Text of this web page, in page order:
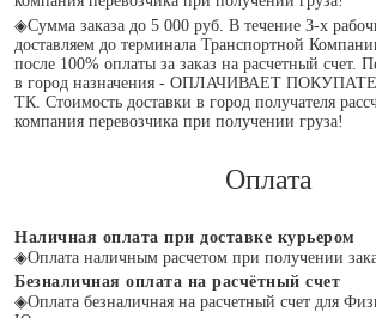
◈Сумма заказа до 5 000 руб. В течение 3-х
доставляем до терминала Транспортной
после 100% оплаты за заказ на расчетный счет.
в город назначения - ОПЛАЧИВАЕТ
ТК. Стоимость доставки в город получателя
компания перевозчика при получении груза!
Оплата
Наличная оплата при доставке курьером
◈Оплата наличным расчетом при получении
Безналичная оплата на расчётный счет
◈Оплата безналичная на расчетный счет для